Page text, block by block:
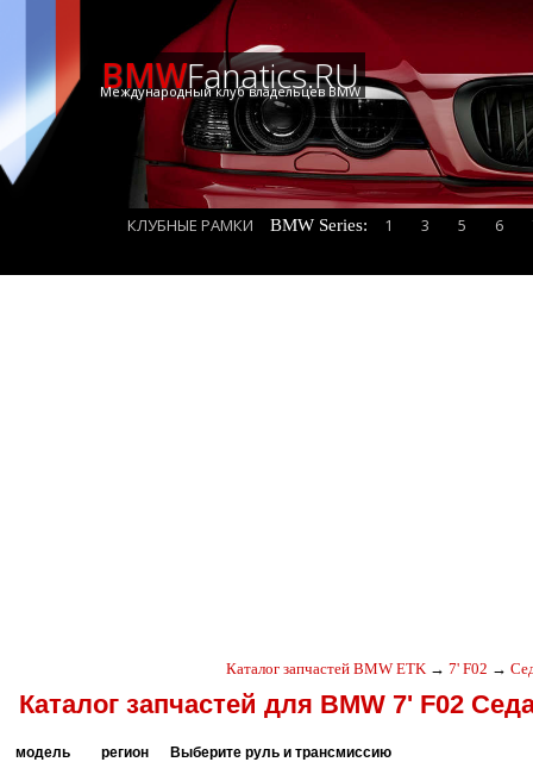
BMWFanatics.RU
Международный клуб владельцев BMW
КЛУБНЫЕ РАМКИ BMW Series: 1 3 5 6
Каталог запчастей BMW ETK → 7' F02 →
Каталог запчастей для BMW 7' F02
модель
регион
Выберите руль и трансмиссию